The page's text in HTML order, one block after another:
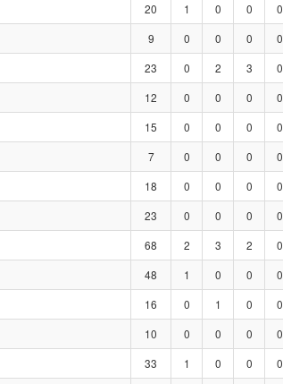
20 1 0 0 0
9 0 0 0 0
23 0 2 3 0
12 0 0 0 0
15 0 0 0 0
7 0 0 0 0
18 0 0 0 0
23 0 0 0 0
68 2 3 2 0
48 1 0 0 0
16 0 1 0 0
10 0 0 0 0
33 1 0 0 0